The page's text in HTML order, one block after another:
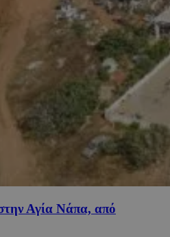
Αγία Νάπα, από